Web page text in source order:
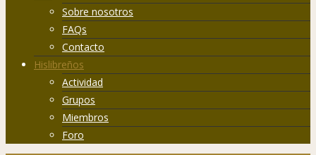
Sobre nosotros
FAQs
Contacto
Hislibreños
Actividad
Grupos
Miembros
Foro